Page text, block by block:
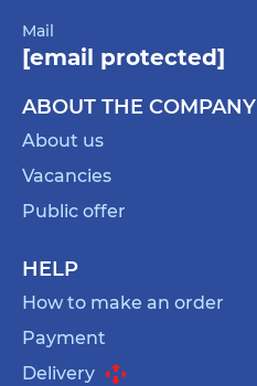
Mail
[email protected]
ABOUT THE COMPANY
About us
Vacancies
Public offer
HELP
How to make an order
Payment
Delivery